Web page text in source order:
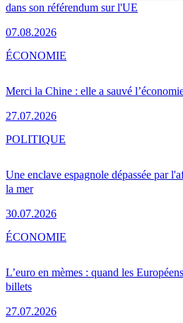
dans son référendum sur l'UE
07.08.2026
Merci la Chine : elle a sauvé
27.07.2026
ÉCONOMIE
Une enclave espagnole dépassée par
la mer
30.07.2026
POLITIQUE
L’euro en mèmes : quand les
billets
27.07.2026
ÉCONOMIE